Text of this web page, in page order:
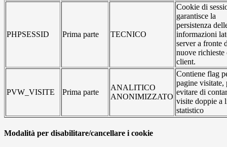
PHPSESSID Prima parte TECNICO
Cookie di
garantisce la
persistenza
informazioni
server a fronte
nuove richieste
client.
PVW_VISITE Prima parte
ANALITICO
ANONIMIZZATO
Contiene flag
pagine visitate,
evitare di
visite doppie a
statistico
Modalità per disabilitare/cancellare i cookie